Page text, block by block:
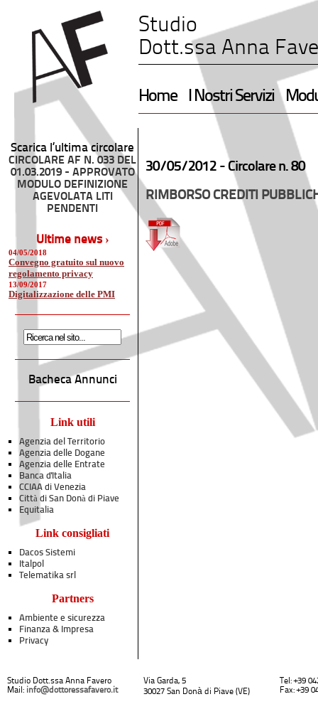
Studio
Dott.ssa Anna
Home I Nostri Servizi
Scarica l’ultima circolare
CIRCOLARE AF N. 033 DEL
01.03.2019 - APPROVATO
MODULO DEFINIZIONE
AGEVOLATA LITI
PENDENTI
Ultime news ›
04/05/2018
Convegno gratuito sul nuovo
regolamento privacy
13/09/2017
Digitalizzazione delle PMI
Bacheca Annunci
Link utili
Agenzia del Territorio
Agenzia delle Dogane
Agenzia delle Entrate
Banca d'Italia
CCIAA di Venezia
Città di San Donà di Piave
Equitalia
Link consigliati
Dacos Sistemi
Italpol
Telematika srl
Partners
Ambiente e sicurezza
Finanza & Impresa
Privacy
30/05/2012 - Circolare n. 80
RIMBORSO CREDITI
Studio Dott.ssa Anna Favero
Mail: info@dottoressafavero.it
Via Garda, 5
30027 San Donà di Piave (VE)
Tel: +39
Fax: +39